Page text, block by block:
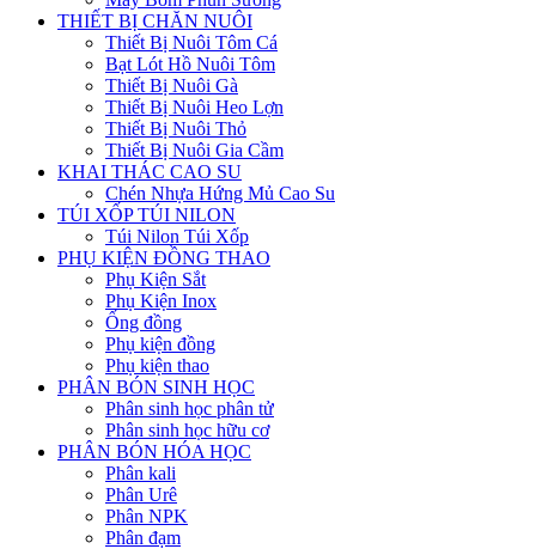
THIẾT BỊ CHĂN NUÔI
Thiết Bị Nuôi Tôm Cá
Bạt Lót Hồ Nuôi Tôm
Thiết Bị Nuôi Gà
Thiết Bị Nuôi Heo Lợn
Thiết Bị Nuôi Thỏ
Thiết Bị Nuôi Gia Cầm
KHAI THÁC CAO SU
Chén Nhựa Hứng Mủ Cao Su
TÚI XỐP TÚI NILON
Túi Nilon Túi Xốp
PHỤ KIỆN ĐỒNG THAO
Phụ Kiện Sắt
Phụ Kiện Inox
Ống đồng
Phụ kiện đồng
Phụ kiện thao
PHÂN BÓN SINH HỌC
Phân sinh học phân tử
Phân sinh học hữu cơ
PHÂN BÓN HÓA HỌC
Phân kali
Phân Urê
Phân NPK
Phân đạm